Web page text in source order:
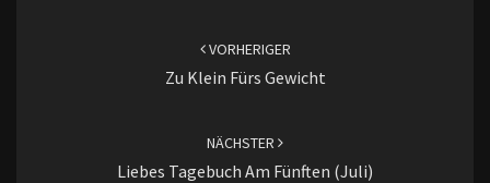
VORHERIGER
Zu Klein Fürs Gewicht
NÄCHSTER
Liebes Tagebuch Am Fünften (Juli)